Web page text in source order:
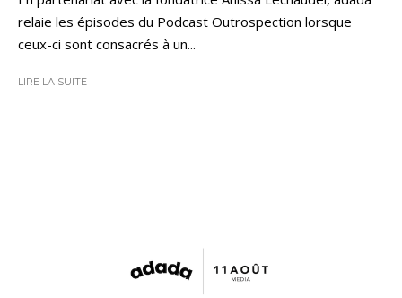
relaie les épisodes du Podcast Outrospection lorsque
ceux-ci sont consacrés à un...
LIRE LA SUITE